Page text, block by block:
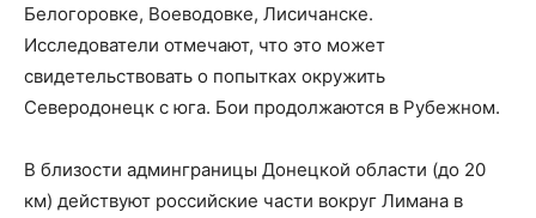
Белогоровке, Воеводовке, Лисичанске.
Исследователи отмечают, что это может
свидетельствовать о попытках окружить
Северодонецк с юга. Бои продолжаются в Рубежном.
В близости админграницы Донецкой области (до 20
км) действуют российские части вокруг Лимана в